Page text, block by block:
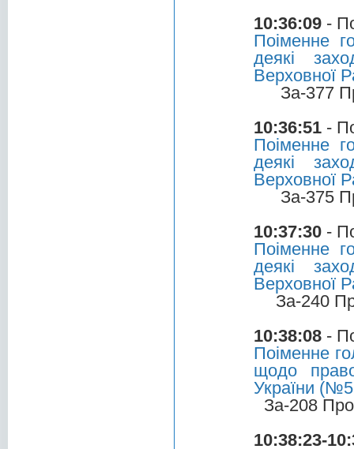
10:36:09 -
Поіменне
деякі
Верховної
За-377
10:36:51 -
Поіменне
деякі
Верховної
За-375
10:37:30 -
Поіменне
деякі
Верховної
За-240
10:38:08 -
Поіменне
щодо
України
За-208
10:38:23-